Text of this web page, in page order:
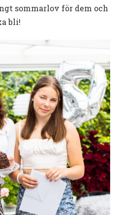
sommarlov för dem och
bli!